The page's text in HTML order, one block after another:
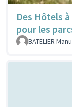
Des Hôtels
pour les
BATELIER